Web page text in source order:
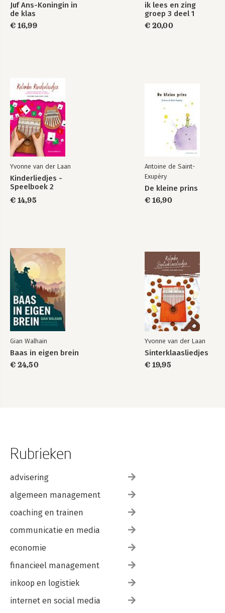
Juf Ans-Koningin in
de klas
€ 16,99
ik lees en zing
groep 3 deel 1
€ 20,00
Yvonne van der Laan
Kinderliedjes -
Speelboek 2
€ 14,95
Antoine de Saint-
Exupéry
De kleine prins
€ 16,90
Gian Walhain
Baas in eigen brein
€ 24,50
Yvonne van der Laan
Sinterklaasliedjes
€ 19,95
Rubrieken
advisering
algemeen management
coaching en trainen
communicatie en media
economie
financieel management
inkoop en logistiek
internet en social media